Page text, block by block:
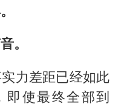
。
力差距已经如此
即使最终全部到